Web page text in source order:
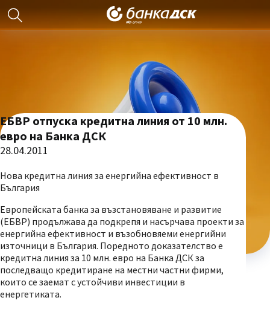
ЕБВР отпуска кредитна линия от 10 млн.
евро на Банка ДСК
28.04.2011
Нова кредитна линия за енергийна ефективност в
България
Европейската банка за възстановяване и развитие
(ЕБВР) продължава да подкрепя и насърчава проекти за
енергийна ефективност и възобновяеми енергийни
източници в България. Поредното доказателство е
кредитна линия за 10 млн. евро на Банка ДСК за
последващо кредитиране на местни частни фирми,
които се заемат с устойчиви инвестиции в
енергетиката.